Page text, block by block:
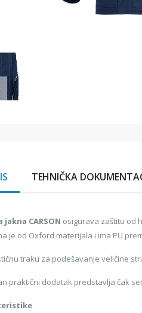
TEHNIČKA
jakna CARSON osigurava zaštitu od
je od Oxford materijala i ima PU
traku za podešavanje veličine
praktični dodatak predstavlja čak